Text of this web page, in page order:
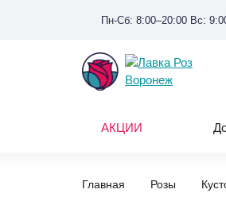
Пн-Сб: 8:00–20:00 Вс:
АКЦИИ
Главная Розы